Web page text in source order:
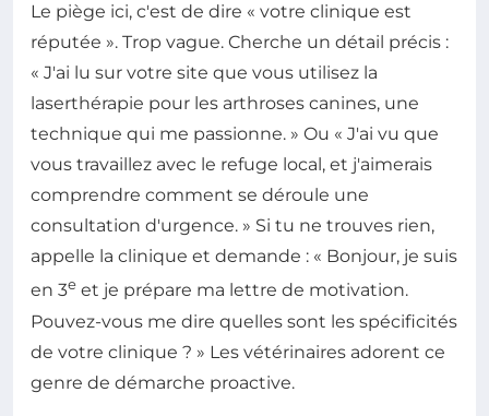
Le piège ici, c'est de dire « votre clinique est
réputée ». Trop vague. Cherche un détail précis :
« J'ai lu sur votre site que vous utilisez la
laserthérapie pour les arthroses canines, une
technique qui me passionne. » Ou « J'ai vu que
vous travaillez avec le refuge local, et j'aimerais
comprendre comment se déroule une
consultation d'urgence. » Si tu ne trouves rien,
appelle la clinique et demande : « Bonjour, je suis
en 3e et je prépare ma lettre de motivation.
Pouvez-vous me dire quelles sont les spécificités
de votre clinique ? » Les vétérinaires adorent ce
genre de démarche proactive.